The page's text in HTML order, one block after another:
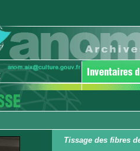
Tissage des fibres